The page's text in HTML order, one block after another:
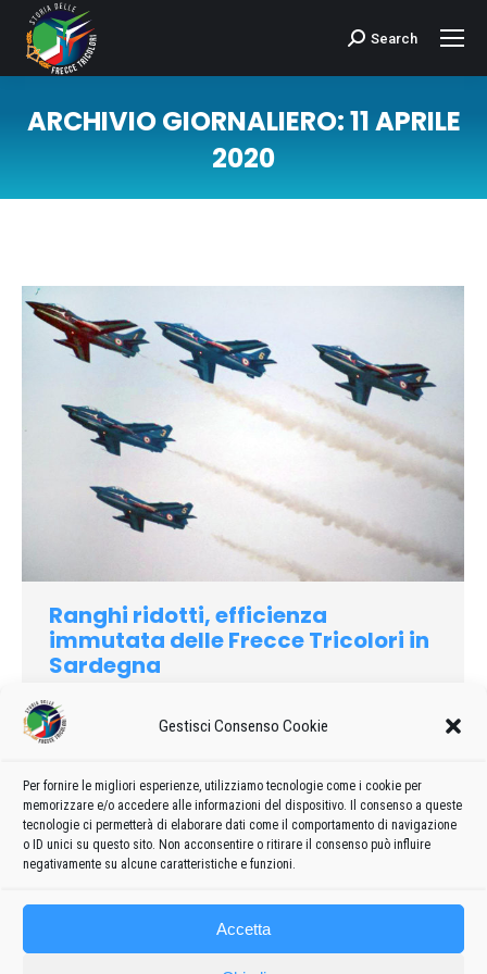
Gestisci Consenso Cookie
Per fornire le migliori esperienze, utilizziamo tecnologie come i cookie per
memorizzare e/o accedere alle informazioni del dispositivo. Il consenso a queste
tecnologie ci permetterà di elaborare dati come il comportamento di navigazione
o ID unici su questo sito. Non acconsentire o ritirare il consenso può influire
negativamente su alcune caratteristiche e funzioni.
Accetta
Cerca:Search
ARCHIVIO GIORNALIERO:11 APRILE
2020
Ranghi ridotti, efficienza
immutata delle Frecce Tricolori in
Sardegna
1980
Le «Frecce Tricolori» richiamano sempre grandi folle. Per
sono accorsi all’aeroporto di Vena Fiorita non meno dl
trentamila persone, soprattutto giovanissimi (ma anche molti
turisti) venuti da ogni parte della Gallura